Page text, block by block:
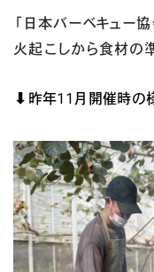
「日本バーベキュー
火起こしから食材の
⬇︎昨年11月開催時の